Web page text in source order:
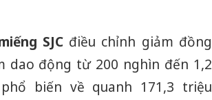
SJCđiều chỉnh giảm đồng
dao động từ 200 nghìn đến 1,2
biến về quanh 171,3 triệu